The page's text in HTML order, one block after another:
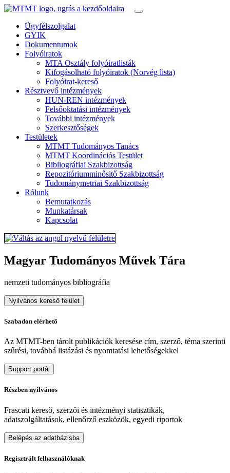
Ügyfélszolgalat
GYIK
Dokumentumok
Folyóiratok
MTA Osztály folyóiratlisták
Kifogásolható folyóiratok (Norvég lista)
Folyóirat-kereső
Résztvevő intézmények
HUN-REN intézmények
Felsőoktatási intézmények
További intézmények
Szerkesztőségek
Testületek
MTMT Tudományos Tanács
MTMT Koordinációs Testület
Bibliográfiai Szakbizottság
Repozitóriumminősitő Szakbizottság
Tudománymetriai Szakbizottság
Rólunk
Bemutatkozás
Munkatársak
Kapcsolat
Magyar Tudományos Művek Tára
nemzeti tudományos bibliográfia
Nyilvános kereső felület
Szabadon elérhető
Az MTMT-ben tárolt publikációk keresése cím, szerző, téma szerinti
szűrési, továbbá listázási és nyomtatási lehetőségekkel
Support portál
Részben nyilvános
Frascati kereső, szerzői és intézményi statisztikák,
adatszolgáltatások, ellenőrző eszközök, egyedi riportok
Belépés az adatbázisba
Regisztrált felhasználóknak